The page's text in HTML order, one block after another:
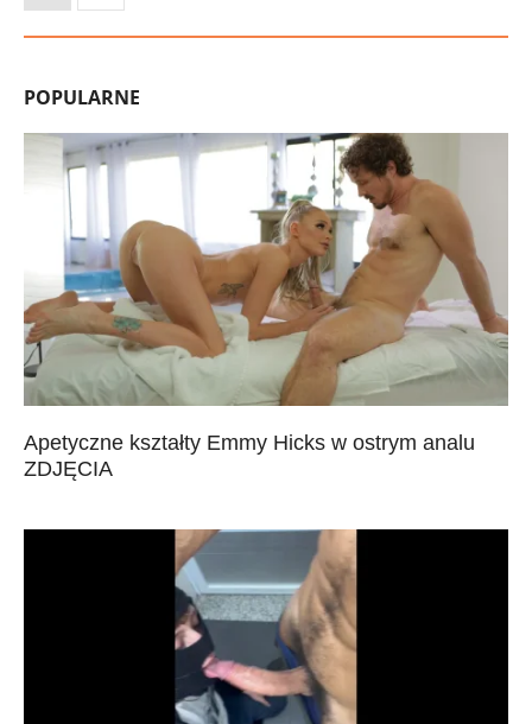
POPULARNE
Apetyczne kształty Emmy Hicks w ostrym analu
ZDJĘCIA